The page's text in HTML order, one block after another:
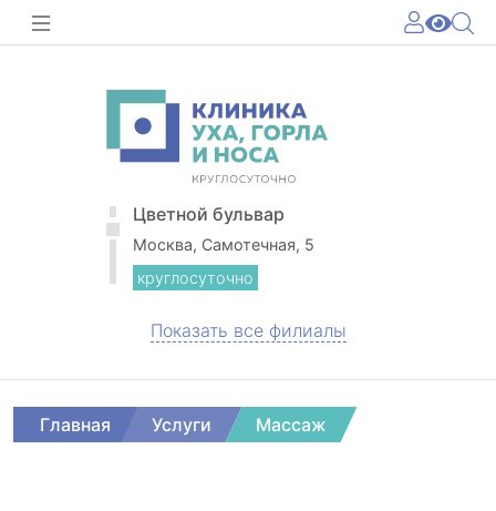
Цветной бульвар
Москва, Самотечная, 5
круглосуточно
Показать все филиалы
Главная Услуги Массаж